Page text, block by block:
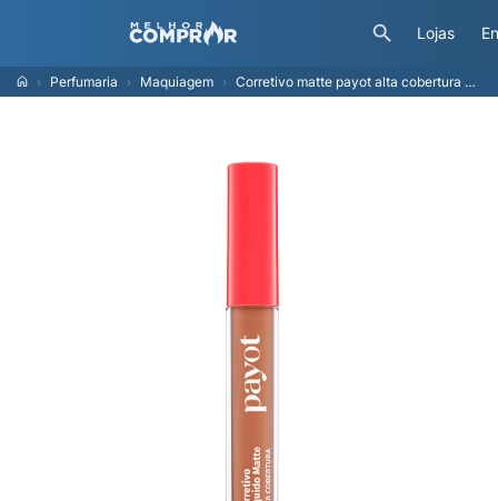
Lojas
Perfumaria Maquiagem Corretivo matte payot alta cobertura cor 4